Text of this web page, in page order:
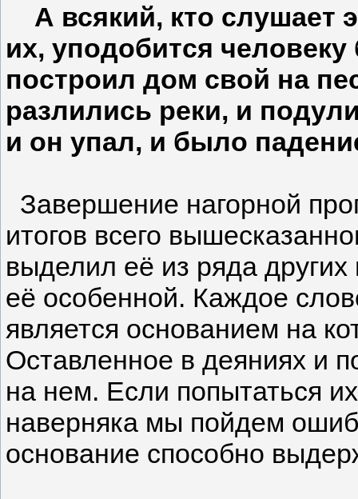
А всякий, кто слушает
их, уподобится
построил дом свой на
разлились реки, и
и он упал, и было
Завершение нагорной
итогов всего
выделил её из ряда
её особенной. Каждое
является основанием на
Оставленное в деяниях и
на нем. Если попытаться
наверняка мы пойдем
основание способно